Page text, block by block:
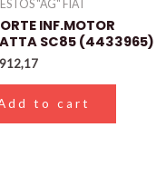
"AG" FIAT
INF.MOTOR
SC85 (4433965)
to cart